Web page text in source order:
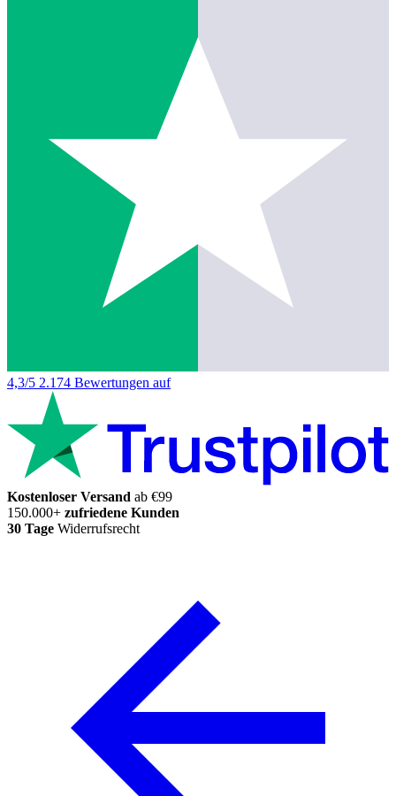
4,3/5 2.174 Bewertungen auf
Kostenloser Versand ab €99
150.000+ zufriedene Kunden
30 Tage Widerrufsrecht